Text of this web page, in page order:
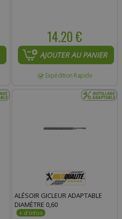
14.20 €
AJOUTER AU PANIER
Expédition Rapide
ALÉSOIR GICLEUR ADAPTABLE
DIAMÈTRE 0,60